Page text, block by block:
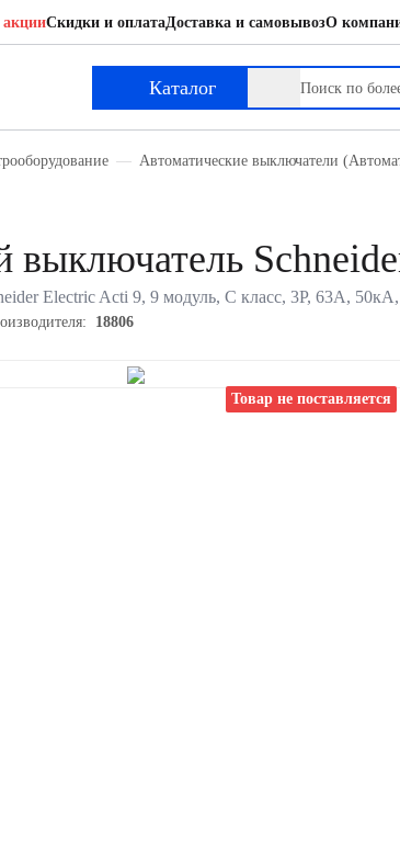
акцииСкидки и оплатаДоставка и самовывозО
Каталог
Автоматические выключатели
Товар не поставляется
выключатель
Electric Acti 9, 9 модуль, C класс, 3P, 63А,
18806